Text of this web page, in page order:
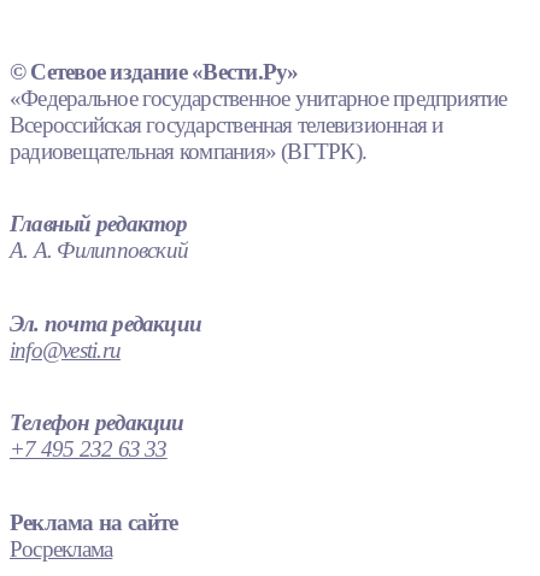
© Сетевое издание «Вести.Ру»
«Федеральное государственное унитарное предприятие
Всероссийская государственная телевизионная и
радиовещательная компания» (ВГТРК).
Главный редактор
А. А. Филипповский
Эл. почта редакции
info@vesti.ru
Телефон редакции
+7 495 232 63 33
Реклама на сайте
Росреклама